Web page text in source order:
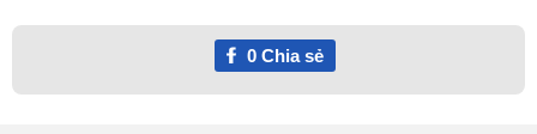
0Chia sẻ